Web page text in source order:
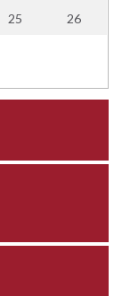
25 26